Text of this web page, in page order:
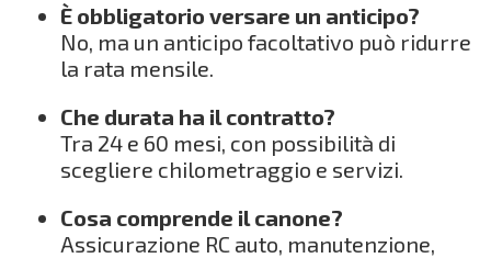
È obbligatorio versare un anticipo?
No, ma un anticipo facoltativo può ridurre
la rata mensile.
Che durata ha il contratto?
Tra 24 e 60 mesi, con possibilità di
scegliere chilometraggio e servizi.
Cosa comprende il canone?
Assicurazione RC auto, manutenzione,